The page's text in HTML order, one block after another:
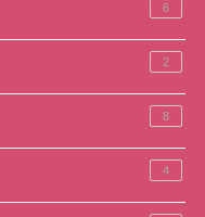
6
2
8
4